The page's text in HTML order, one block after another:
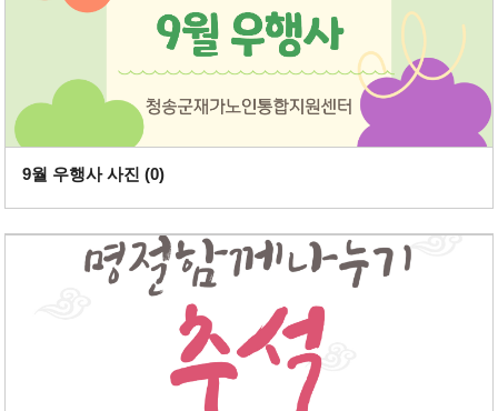
9월 우행사 사진 (0)